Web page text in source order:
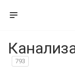
793